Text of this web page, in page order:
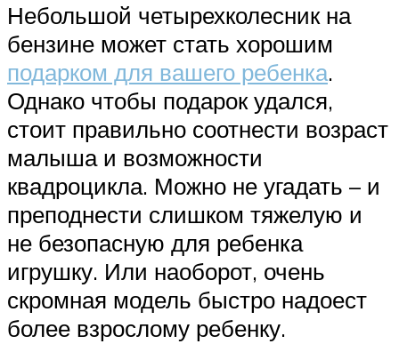
Небольшой четырехколесник на
бензине может стать хорошим
подарком для вашего ребенка.
Однако чтобы подарок удался,
стоит правильно соотнести возраст
малыша и возможности
квадроцикла. Можно не угадать – и
преподнести слишком тяжелую и
не безопасную для ребенка
игрушку. Или наоборот, очень
скромная модель быстро надоест
более взрослому ребенку.